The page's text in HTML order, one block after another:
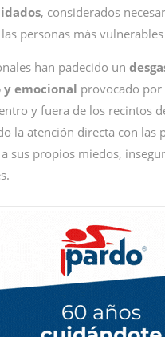
, considerados
personas más
han padecido un
y emocional provocado por
y fuera de los recintos
la atención directa con las
sus propios miedos,